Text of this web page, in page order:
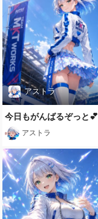
アストラ
今日もがんばるぞっと💕
アストラ